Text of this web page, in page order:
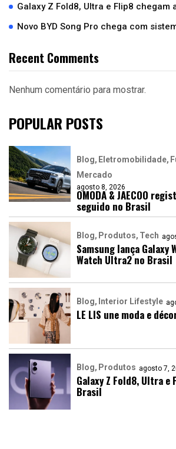
Galaxy Z Fold8, Ultra e Flip8 chegam
Novo BYD Song Pro chega com
Recent Comments
Nenhum comentário para mostrar.
POPULAR POSTS
Blog Eletromobilidade
Mercado
agosto 8, 2026
OMODA & JAECOO
seguido no Brasil
Blog Produtos Tech
Samsung lança Galaxy
Watch Ultra2 no Brasil
Blog Interior Lifestyle
LE LIS une moda e
Blog Produtos agosto 7,
Galaxy Z Fold8, Ultra e
Brasil